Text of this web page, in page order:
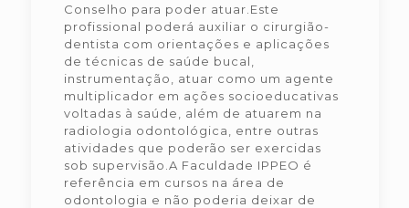
Conselho para poder atuar.Este
profissional poderá auxiliar o cirurgião-
dentista com orientações e aplicações
de técnicas de saúde bucal,
instrumentação, atuar como um agente
multiplicador em ações socioeducativas
voltadas à saúde, além de atuarem na
radiologia odontológica, entre outras
atividades que poderão ser exercidas
sob supervisão.A Faculdade IPPEO é
referência em cursos na área de
odontologia e não poderia deixar de